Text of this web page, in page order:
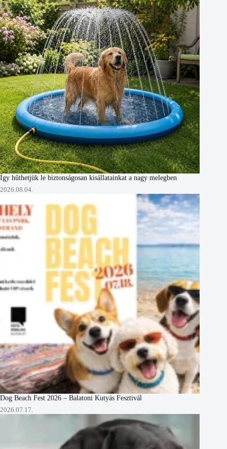
Így hűthetjük le biztonságosan kisállatainkat a nagy melegben
2026.08.04.
Dog Beach Fest 2026 – Balatoni Kutyás Fesztivál
2026.07.17.